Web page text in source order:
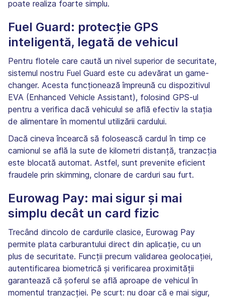
poate realiza foarte simplu.
Fuel Guard: protecție GPS
inteligentă, legată de vehicul
Pentru flotele care caută un nivel superior de securitate,
sistemul nostru Fuel Guard este cu adevărat un game-
changer. Acesta funcționează împreună cu dispozitivul
EVA (Enhanced Vehicle Assistant), folosind GPS-ul
pentru a verifica dacă vehiculul se află efectiv la stația
de alimentare în momentul utilizării cardului.
Dacă cineva încearcă să folosească cardul în timp ce
camionul se află la sute de kilometri distanță, tranzacția
este blocată automat. Astfel, sunt prevenite eficient
fraudele prin skimming, clonare de carduri sau furt.
Eurowag Pay: mai sigur și mai
simplu decât un card fizic
Trecând dincolo de cardurile clasice, Eurowag Pay
permite plata carburantului direct din aplicație, cu un
plus de securitate. Funcții precum validarea geolocației,
autentificarea biometrică și verificarea proximității
garantează că șoferul se află aproape de vehicul în
momentul tranzacției. Pe scurt: nu doar că e mai sigur,